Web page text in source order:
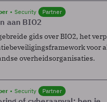
Security Partner
aan BIO2
gids over BIO2, het
voor
overheidsorganisaties.
Security Partner